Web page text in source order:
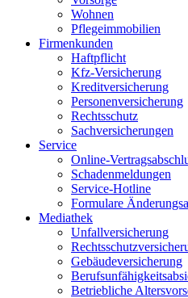
Wohnen
Pflegeimmobilien
Firmenkunden
Haftpflicht
Kfz-Versicherung
Kreditversicherung
Personenversicherung
Rechtsschutz
Sachversicherungen
Service
Online-
Schadenmeldungen
Service-Hotline
Formulare
Mediathek
Unfallversicherung
Gebäudeversicherung
Betriebliche